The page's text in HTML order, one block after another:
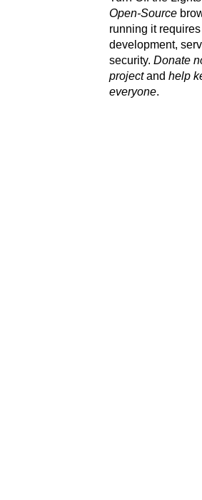
Open-Source
running it
development,
security. Donate
projectand help
everyone.